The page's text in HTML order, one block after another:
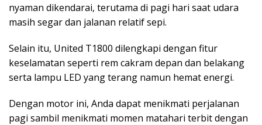
nyaman dikendarai, terutama di pagi hari saat udara
masih segar dan jalanan relatif sepi.
Selain itu, United T1800 dilengkapi dengan fitur
keselamatan seperti rem cakram depan dan belakang
serta lampu LED yang terang namun hemat energi.
Dengan motor ini, Anda dapat menikmati perjalanan
pagi sambil menikmati momen matahari terbit dengan